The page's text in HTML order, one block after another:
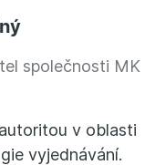
společnosti MK
v oblasti
vyjednávání.